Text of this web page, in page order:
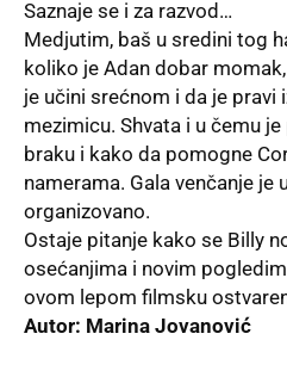
Saznaje se i za razvod…
Medjutim, baš u sredini tog
koliko je Adan dobar
je učini srećnom i da je pravi
mezimicu. Shvata i u čemu
braku i kako da pomogne
namerama. Gala venčanje je
organizovano.
Ostaje pitanje kako se Billy
osećanjima i novim
ovom lepom filmsku
Autor: Marina Jovanović